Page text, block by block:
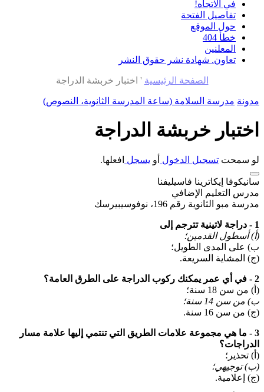
في الاتجاه!
تفاصيل الفتحة
حول الموقع
خطأ 404
المعلنين
تعاون. شهادة نشر حقوق النشر
الصفحة الرئيسية ' اختبار خربشة الدراجة
مدونة مدرسة السلامة (ساعة المدرسة الثانوية، النصوص)
اختبار خربشة الدراجة
لو سمحت تسجيل الدخول أو يسجل افعلها.
سانيكوفا إيكاترينا فاسيليفنا
مدرس التعليم الإضافي
مدرسة مبو الثانوية رقم 196، نوفوسيبيرسك
1 - دراجة لاتينية تترجم إلى
(أ) أسطول القدمين؛
ب) على المدى الطويل؛
(ج) المشاية السريعة.
2 - في أي عمر يمكنك ركوب الدراجة على الطرق العامة؟
(أ) من سن 18 سنة؛
ب) من سن 14 سنة؛
(ج) من سن 16 سنة.
3 - ما هي مجموعة علامات الطريق التي تنتمي إليها علامة مسار
الدراجات؟
(أ) تحذير؛
(ب) توجيهي؛
(ج) إعلامية.